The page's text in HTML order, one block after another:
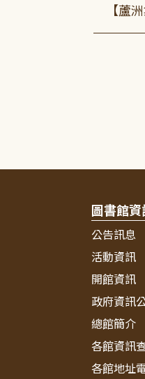
【蘆
圖書館資
公告訊息
活動資訊
開館資訊
政府資訊
總館簡介
各館資訊
各館地址